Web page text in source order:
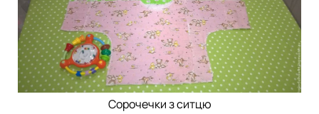
Сорочечки з ситцю